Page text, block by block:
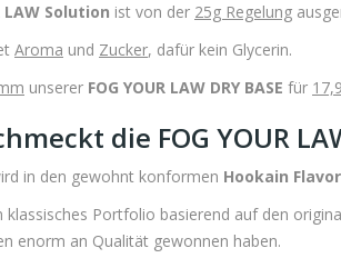
LAW Solution ist von der 25g Regelung
Aroma und Zucker, dafür kein Glycerin.
unserer FOG YOUR LAW DRY BASE für
die FOG YOUR
in den gewohnt konformen Hookain
klassisches Portfolio basierend auf den
enorm an Qualität gewonnen haben.